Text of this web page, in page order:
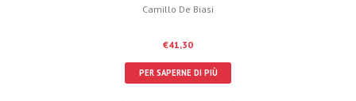
Camillo De Biasi
€41,30
PER SAPERNE DI PIÙ